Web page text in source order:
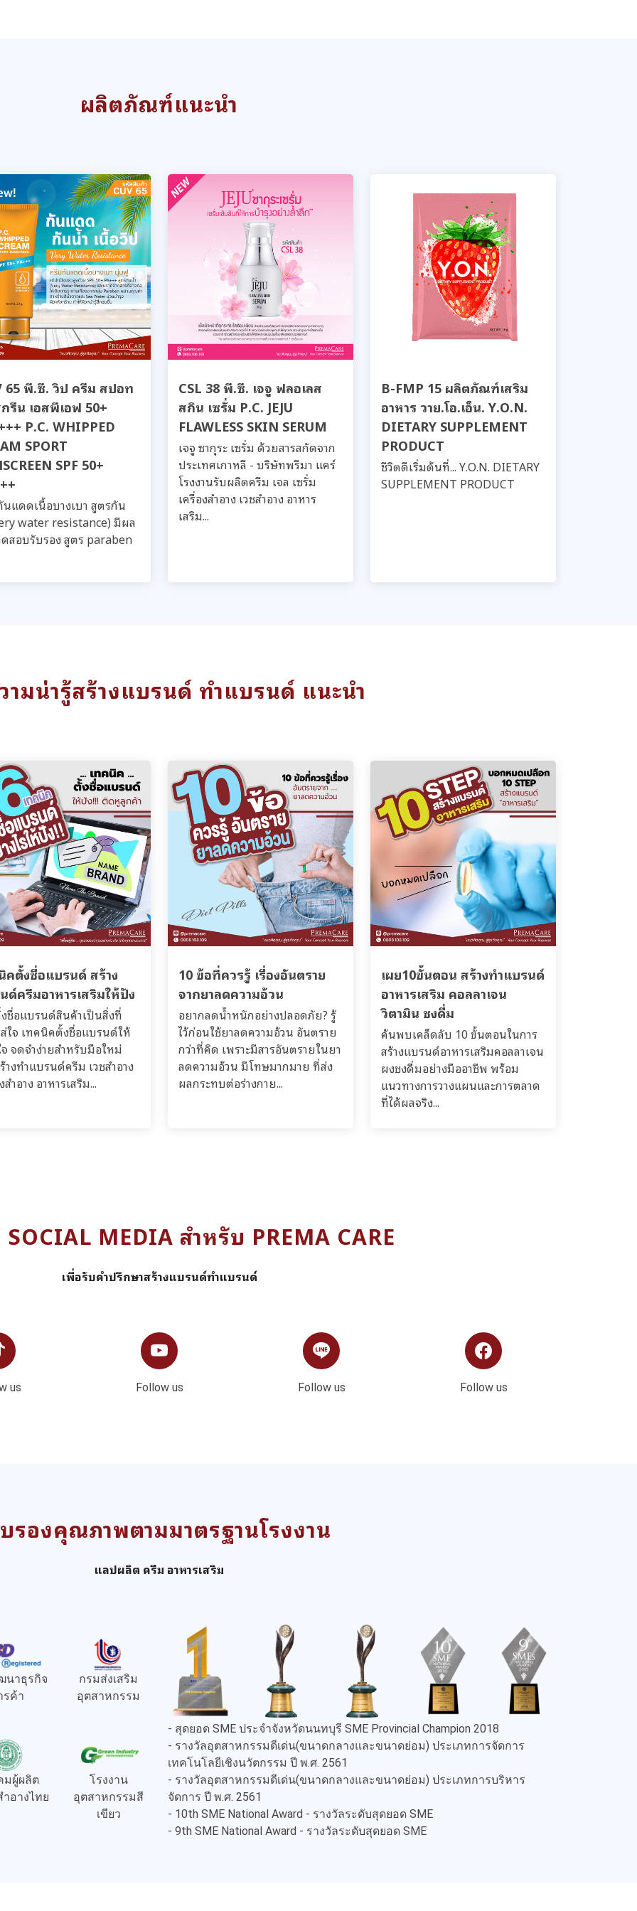
ผลิตภัณฑ์แนะนำ
65 พี.ซี. วิป ครีม สปอท
รีน เอสพีเอฟ 50+
P.C. WHIPPED
SPORT
SPF 50+
แดดเนื้อบางเบา สูตรกัน
water resistance) มีผล
สอบรับรอง สูตร paraben
CSL 38 พี.ซี. เจจู ฟลอเลส
สกิน เซรั่ม P.C. JEJU
FLAWLESS SKIN SERUM
เจจู ซากุระ เซรั่ม ด้วยสารสกัดจาก
ประเทศเกาหลี - บริษัทพรีมา แคร์
โรงงานรับผลิตครีม เจล เซรั่ม
เครื่องสำอาง เวชสำอาง อาหาร
เสริม...
B-FMP 15 ผลิตภัณฑ์เสริม
อาหาร วาย.โอ.เอ็น. Y.O.N.
DIETARY SUPPLEMENT
PRODUCT
ชีวิตดีเริ่มต้นที่... Y.O.N. DIETARY
SUPPLEMENT PRODUCT
มน่ารู้สร้างแบรนด์ ทำแบรนด์ แนะนำ
คตั้งชื่อแบรนด์ สร้าง
ด์ครีมอาหารเสริมให้ปัง
ชื่อแบรนด์สินค้าเป็นสิ่งที่
ใจ เทคนิคตั้งชื่อแบรนด์ให้
จดจำง่ายสำหรับมือใหม่
างทำแบรนด์ครีม เวชสำอาง
สำอาง อาหารเสริม...
10 ข้อที่ควรรู้ เรื่องอันตราย
จากยาลดความอ้วน
อยากลดน้ำหนักอย่างปลอดภัย? รู้
ไว้ก่อนใช้ยาลดความอ้วน อันตราย
กว่าที่คิด เพราะมีสารอันตรายในยา
ลดความอ้วน มีโทษมากมาย ที่ส่ง
ผลกระทบต่อร่างกาย...
เผย10ขั้นตอน สร้างทำแบรนด์
อาหารเสริม คอลลาเจน
วิตามิน ชงดื่ม
ค้นพบเคล็ดลับ 10 ขั้นตอนในการ
สร้างแบรนด์อาหารเสริมคอลลาเจน
ผงชงดื่มอย่างมืออาชีพ พร้อม
แนวทางการวางแผนและการตลาด
ที่ได้ผลจริง...
MEDIA สำหรับ PREMA CARE
เพื่อรับคำปรึกษาสร้างแบรนด์ทำแบรนด์
us Follow us Follow us Follow us
รองคุณภาพตามมาตรฐานโรงงาน
แลปผลิต ครีม อาหารเสริม
นาธุรกิจ
รค้า
กรมส่งเสริม
อุตสาหกรรม
มผู้ผลิต
ำอางไทย
โรงงาน
อุตสาหกรรมสี
เขียว
- สุดยอด SME ประจำจังหวัดนนทบุรี SME Provincial Champion 2018
- รางวัลอุตสาหกรรมดีเด่น(ขนาดกลางและขนาดย่อม) ประเภทการจัดการ
เทคโนโลยีเชิงนวัตกรรม ปี พ.ศ. 2561
- รางวัลอุตสาหกรรมดีเด่น(ขนาดกลางและขนาดย่อม) ประเภทการบริหาร
จัดการ ปี พ.ศ. 2561
- 10th SME National Award - รางวัลระดับสุดยอด SME
- 9th SME National Award - รางวัลระดับสุดยอด SME